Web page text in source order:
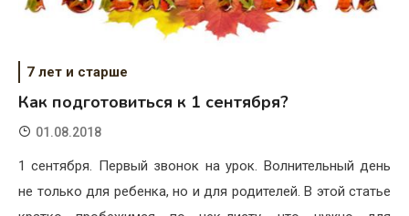
7 лет и старше
Как подготовиться к 1 сентября?
01.08.2018
1 сентября. Первый звонок на урок. Волнительный день
не только для ребенка, но и для родителей. В этой статье